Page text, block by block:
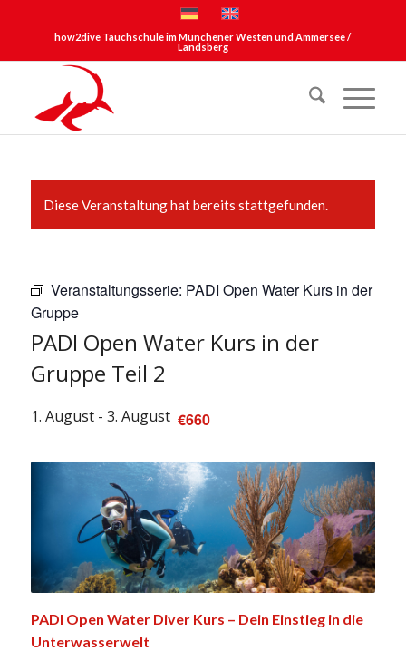
how2dive Tauchschule im Münchener Westen und Ammersee /
Landsberg
Diese Veranstaltung hat bereits stattgefunden.
Veranstaltungsserie: PADI Open Water Kurs in der
Gruppe
PADI Open Water Kurs in der
Gruppe Teil 2
1. August- 3. August €660
PADI Open Water Diver Kurs – Dein Einstieg in die
Unterwasserwelt